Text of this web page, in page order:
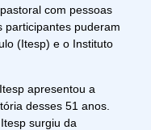
com pessoas
participantes puderam
(Itesp) e o Instituto
apresentou a
desses 51 anos.
surgiu da